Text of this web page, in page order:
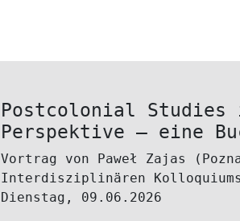
Postcolonial
Perspektive – eine
Vortrag von Paweł Zajas
Interdisziplinären
Dienstag, 09.06.2026